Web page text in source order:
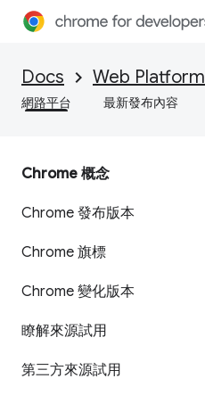
Docs Web Platform
網路平台 最新發布內容
Chrome 概念
Chrome 發布版本
Chrome 旗標
Chrome 變化版本
瞭解來源試用
第三方來源試用